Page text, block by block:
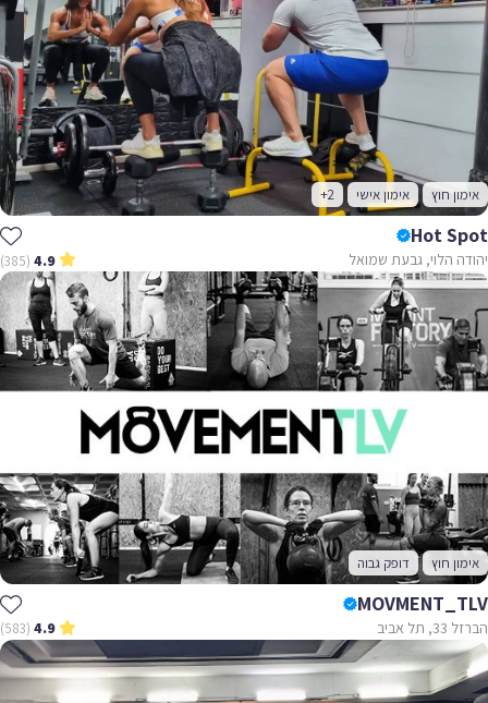
אימון חוץ אימון אישי +2
Hot Spot
יהודה הלוי, גבעת שמואל 4.9
(385)
אימון חוץ דופק גבוה
MOVMENT_TLV
הברזל 33, תל אביב 4.9
(583)